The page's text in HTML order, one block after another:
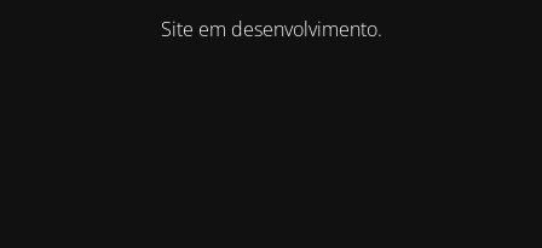
Site em desenvolvimento.